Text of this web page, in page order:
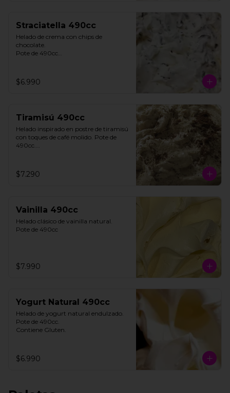
Straciatella 490cc
Helado de crema con chips de
chocolate.
Pote de 490cc
$6.990
Tiramisú 490cc
Helado inspirado en postre de tiramisú
con toques de café molido. Pote de
490cc.
**FOTO REFERENCIAL**
$7.290
Vainilla 490cc
Helado clásico de vainilla natural.
Pote de 490cc
$7.990
Yogurt Natural 490cc
Helado de yogurt natural endulzado.
Pote de 490cc.
Contiene Gluten.
$6.990